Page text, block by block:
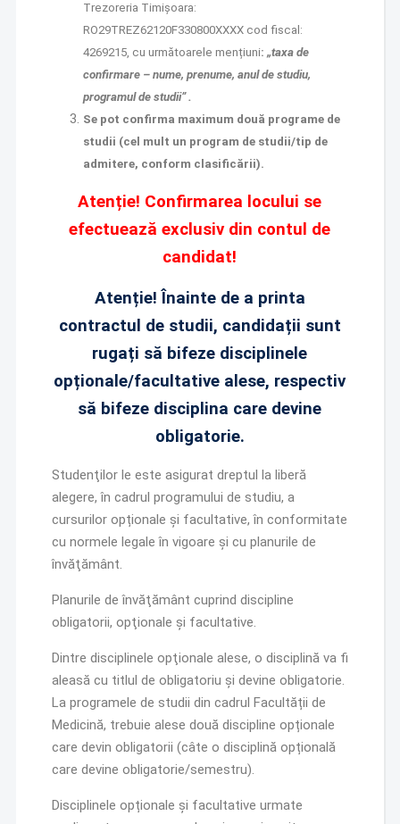
Trezoreria Timișoara:
RO29TREZ62120F330800XXXX cod fiscal:
4269215, cu următoarele mențiuni: „taxa de
confirmare – nume, prenume, anul de studiu,
programul de studii” .
Se pot confirma maximum două programe de
studii (cel mult un program de studii/tip de
admitere, conform clasificării).
Atenție! Confirmarea locului se
efectuează exclusiv din contul de
candidat!
Atenție! Înainte de a printa
contractul de studii, candidații sunt
rugați să bifeze disciplinele
opționale/facultative alese, respectiv
să bifeze disciplina care devine
obligatorie.
Studenţilor le este asigurat dreptul la liberă
alegere, în cadrul programului de studiu, a
cursurilor opționale și facultative, în conformitate
cu normele legale în vigoare şi cu planurile de
învăţământ.
Planurile de învăţământ cuprind discipline
obligatorii, opţionale şi facultative.
Dintre disciplinele opţionale alese, o disciplină va fi
aleasă cu titlul de obligatoriu și devine obligatorie.
La programele de studii din cadrul Facultății de
Medicină, trebuie alese două discipline opționale
care devin obligatorii (câte o disciplină opțională
care devine obligatorie/semestru).
Disciplinele opționale și facultative urmate